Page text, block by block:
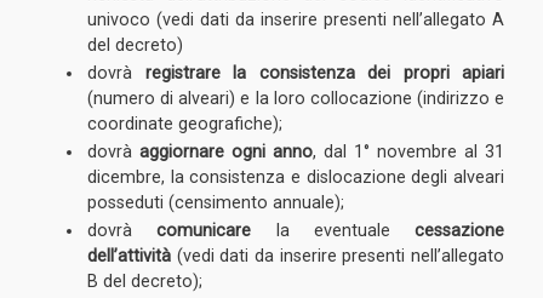
univoco (vedi dati da inserire presenti nell’allegato A
del decreto)
dovrà registrare
la consistenza dei propri apiari
(numero di alveari) e la loro collocazione (indirizzo e
coordinate geografiche);
dovrà aggiornare ogni anno, dal 1° novembre al 31
dicembre, la consistenza e dislocazione degli alveari
posseduti (censimento annuale);
dovràcomunicare la eventuale cessazione
dell’attività (vedi dati da inserire presenti nell’allegato
B del decreto);